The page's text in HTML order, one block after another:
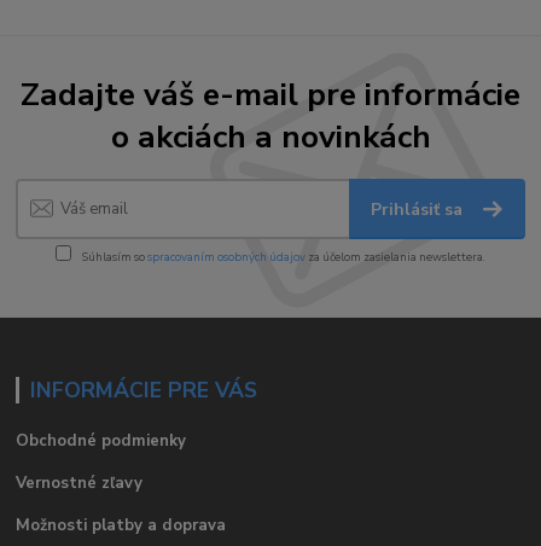
Zadajte váš e-mail pre informácie
o akciách a novinkách
Prihlásiť sa
Súhlasím sospracovaním osobných údajov za účelom zasielania newslettera.
INFORMÁCIE PRE VÁS
Obchodné podmienky
Vernostné zľavy
Možnosti platby a doprava